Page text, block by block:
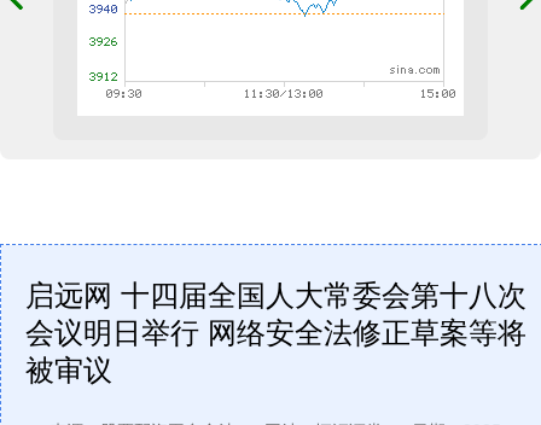
启远网 十四届全国人大常委会第十八次
会议明日举行 网络安全法修正草案等将
被审议